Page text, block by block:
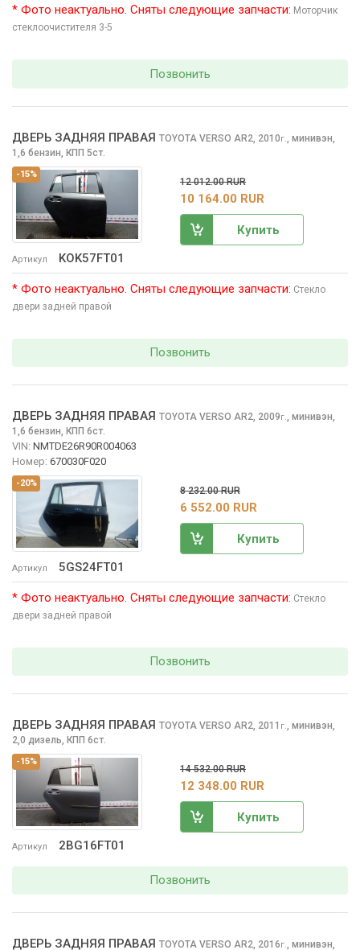
* Фото неактуально. Сняты следующие запчасти: Моторчик
стеклоочиcтителя 3-5
Позвонить
-15%
Артикул KOK57FT01
ДВЕРЬ ЗАДНЯЯ ПРАВАЯ TOYOTA VERSO AR2, 2010г., минивэн,
1,6 бензин, КПП 5ст.
12 012.00 RUR
10 164.00 RUR
Купить
* Фото неактуально. Сняты следующие запчасти: Стекло
двери задней правой
Позвонить
-20%
Артикул 5GS24FT01
ДВЕРЬ ЗАДНЯЯ ПРАВАЯ TOYOTA VERSO AR2, 2009г., минивэн,
1,6 бензин, КПП 6ст.
VIN: NMTDE26R90R004063
Номер: 670030F020
8 232.00 RUR
6 552.00 RUR
Купить
* Фото неактуально. Сняты следующие запчасти: Стекло
двери задней правой
Позвонить
-15%
Артикул 2BG16FT01
ДВЕРЬ ЗАДНЯЯ ПРАВАЯ TOYOTA VERSO AR2, 2011 г., минивэн,
2,0 дизель, КПП 6ст.
14 532.00 RUR
12 348.00 RUR
Купить
Позвонить
ДВЕРЬ ЗАДНЯЯ ПРАВАЯ TOYOTA VERSO AR2, 2016г., минивэн,